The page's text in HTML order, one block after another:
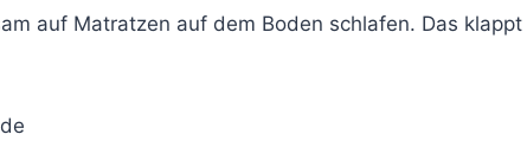
auf Matratzen auf dem Boden schlafen. Das